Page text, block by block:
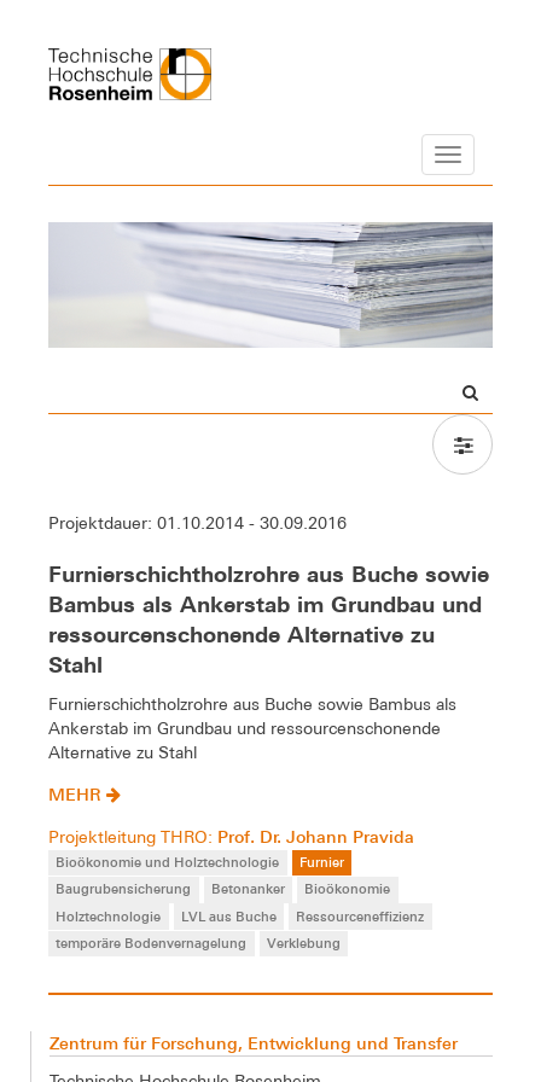
Navigation
Projektdauer: 01.10.2014 - 30.09.2016
Furnierschichtholzrohre aus Buche sowie
Bambus als Ankerstab im Grundbau und
ressourcenschonende Alternative zu
Stahl
Furnierschichtholzrohre aus Buche sowie Bambus als
Ankerstab im Grundbau und ressourcenschonende
Alternative zu Stahl
MEHR
Projektleitung THRO: Prof. Dr. Johann Pravida
Bioökonomie und Holztechnologie
Furnier
Baugrubensicherung
Betonanker
Bioökonomie
Holztechnologie
LVL aus Buche
Ressourceneffizienz
temporäre Bodenvernagelung
Verklebung
Zentrum für Forschung, Entwicklung und Transfer